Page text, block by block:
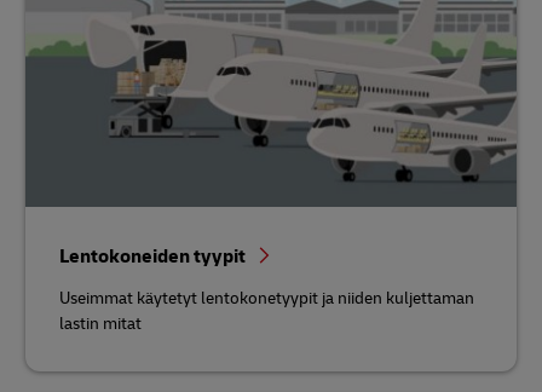
Lentokoneiden tyypit
Useimmat käytetyt lentokonetyypit ja niiden kuljettaman
lastin mitat